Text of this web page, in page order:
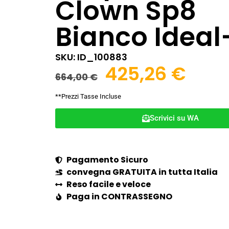
Clown Sp8
Bianco
SKU: ID_100883
664,00€ 425,26 €
**Prezzi Tasse Incluse
Scrivici su WA
Pagamento Sicuro
convegna GRATUITA in tutta Italia
Reso facile e veloce
Paga in CONTRASSEGNO